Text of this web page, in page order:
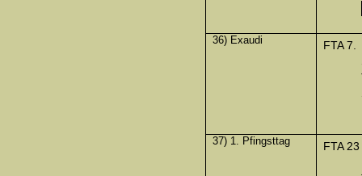
36) Exaudi
FTA 7.
37) 1. Pfingsttag
FTA 23